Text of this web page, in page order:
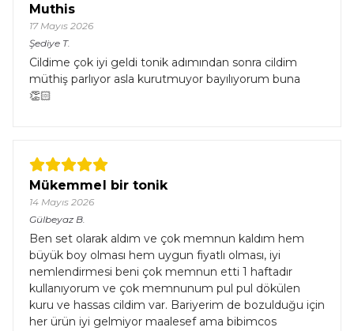
Muthis
17 Mayıs 2026
Şediye T.
Cildime çok iyi geldi tonik adımından sonra cildim
müthiş parlıyor asla kurutmuyor bayılıyorum buna
👏🏻
Mükemmel bir tonik
14 Mayıs 2026
Gülbeyaz B.
Ben set olarak aldım ve çok memnun kaldım hem
büyük boy olması hem uygun fiyatlı olması, iyi
nemlendirmesi beni çok memnun etti 1 haftadır
kullanıyorum ve çok memnunum pul pul dökülen
kuru ve hassas cildim var. Bariyerim de bozulduğu için
her ürün iyi gelmiyor maalesef ama bibimcos